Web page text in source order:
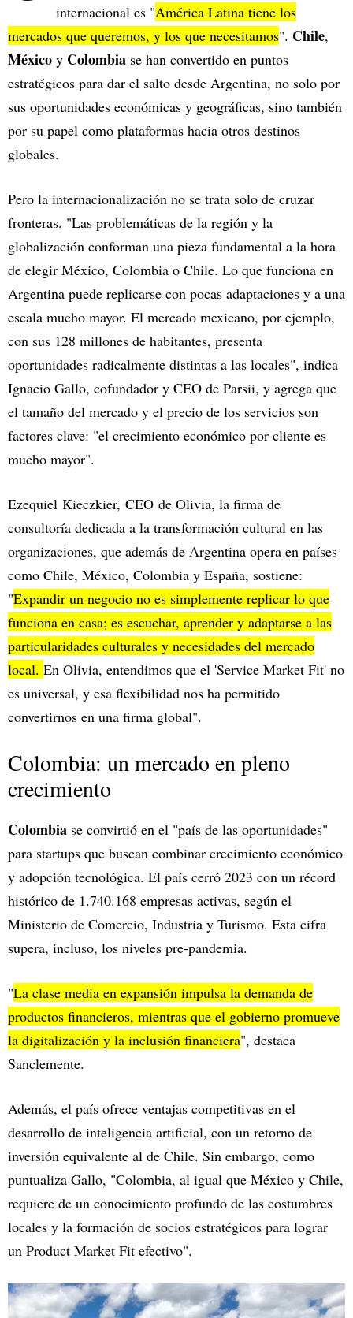
internacional es "América Latina tiene los
mercados que queremos, y los que necesitamos". Chile,
México y Colombia se han convertido en puntos
estratégicos para dar el salto desde Argentina, no solo por
sus oportunidades económicas y geográficas, sino también
por su papel como plataformas hacia otros destinos
globales.
Pero la internacionalización no se trata solo de cruzar
fronteras. "Las problemáticas de la región y la
globalización conforman una pieza fundamental a la hora
de elegir México, Colombia o Chile. Lo que funciona en
Argentina puede replicarse con pocas adaptaciones y a una
escala mucho mayor. El mercado mexicano, por ejemplo,
con sus 128 millones de habitantes, presenta
oportunidades radicalmente distintas a las locales", indica
Ignacio Gallo, cofundador y CEO de Parsii, y agrega que
el tamaño del mercado y el precio de los servicios son
factores clave: "el crecimiento económico por cliente es
mucho mayor".
Ezequiel Kieczkier, CEO de Olivia, la firma de
consultoría dedicada a la transformación cultural en las
organizaciones, que además de Argentina opera en países
como Chile, México, Colombia y España, sostiene:
"Expandir un negocio no es simplemente replicar lo que
funciona en casa; es escuchar, aprender y adaptarse a las
particularidades culturales y necesidades del mercado
local. En Olivia, entendimos que el 'Service Market Fit' no
es universal, y esa flexibilidad nos ha permitido
convertirnos en una firma global".
Colombia: un mercado en pleno
crecimiento
Colombia se convirtió en el "país de las oportunidades"
para startups que buscan combinar crecimiento económico
y adopción tecnológica. El país cerró 2023 con un récord
histórico de 1.740.168 empresas activas, según el
Ministerio de Comercio, Industria y Turismo. Esta cifra
supera, incluso, los niveles pre-pandemia.
"La clase media en expansión impulsa la demanda de
productos financieros, mientras que el gobierno promueve
la digitalización y la inclusión financiera", destaca
Sanclemente.
Además, el país ofrece ventajas competitivas en el
desarrollo de inteligencia artificial, con un retorno de
inversión equivalente al de Chile. Sin embargo, como
puntualiza Gallo, "Colombia, al igual que México y Chile,
requiere de un conocimiento profundo de las costumbres
locales y la formación de socios estratégicos para lograr
un Product Market Fit efectivo".